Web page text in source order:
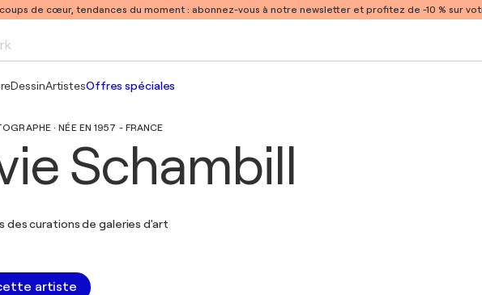
de cœur, tendances du moment : abonnez-vous à notre newsletter et profitez de -10 % sur
DessinArtistesOffres spéciales
· NÉE EN 1957 - FRANCE
Schambill
des curations de galeries d'art
artiste